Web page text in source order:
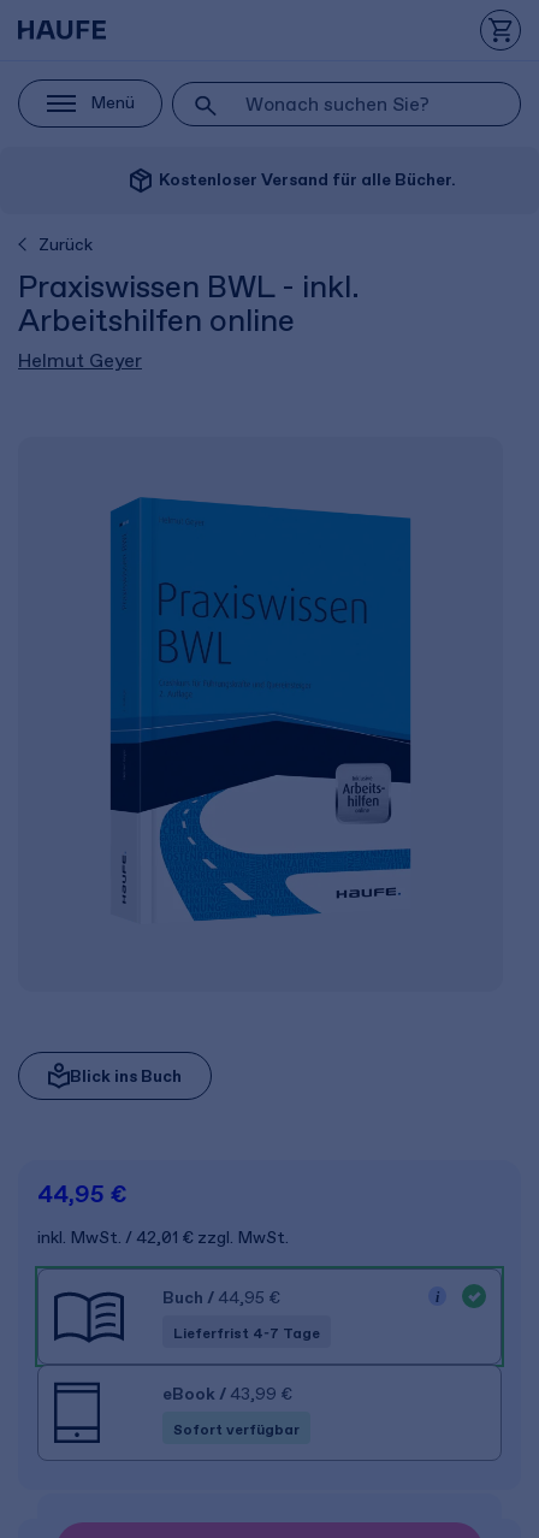
Menü
package_2 Kostenloser Versand für alle Bücher.
Zurück
Praxiswissen BWL - inkl.
Arbeitshilfen online
Helmut Geyer
Blick ins Buch
44,95 €
inkl. MwSt. 42,01 € zzgl. MwSt.
Buch / 44,95 €
Lieferfrist 4-7 Tage
eBook / 43,99 €
Sofort verfügbar